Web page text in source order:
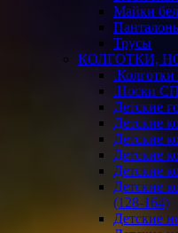
Майки
Трусы
КОЛГОТКИ,
.Носки
Детские
Детские
Детские
Детские
Детские
Детские
(128-164)
Детские